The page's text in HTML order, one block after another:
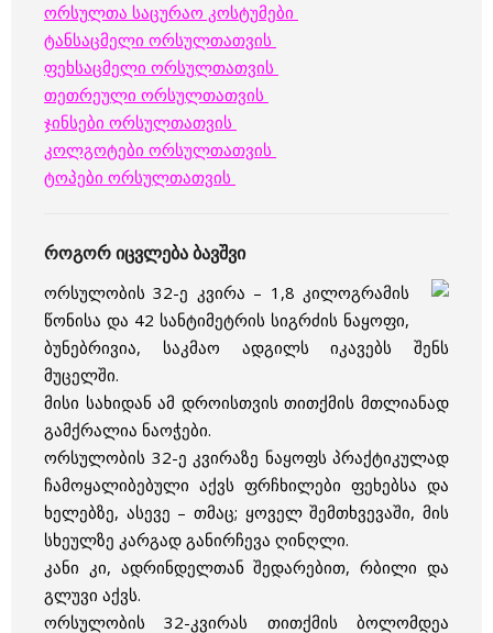
ორსულთა საცურაო კოსტუმები
ტანსაცმელი ორსულთათვის
ფეხსაცმელი ორსულთათვის
თეთრეული ორსულთათვის
ჯინსები ორსულთათვის
კოლგოტები ორსულთათვის
ტოპები ორსულთათვის
როგორ იცვლება ბავშვი
ორსულობის 32-ე კვირა – 1,8 კილოგრამის
წონისა და 42 სანტიმეტრის სიგრძის ნაყოფი,
ბუნებრივია, საკმაო ადგილს იკავებს შენს
მუცელში.
მისი სახიდან ამ დროისთვის თითქმის მთლიანად
გამქრალია ნაოჭები.
ორსულობის 32-ე კვირაზე ნაყოფს პრაქტიკულად
ჩამოყალიბებული აქვს ფრჩხილები ფეხებსა და
ხელებზე, ასევე – თმაც; ყოველ შემთხვევაში, მის
სხეულზე კარგად განირჩევა ღინღლი.
კანი კი, ადრინდელთან შედარებით, რბილი და
გლუვი აქვს.
ორსულობის 32-კვირას თითქმის ბოლომდეა